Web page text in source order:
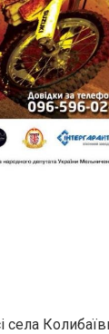
села